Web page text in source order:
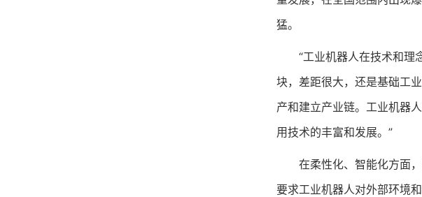
猛。
“工业机器人在技术和理念
块，差距很大，还是基础工
产和建立产业链。工业机器
用技术的丰富和发展。”
在柔性化、智能化方面，
要求工业机器人对外部环境